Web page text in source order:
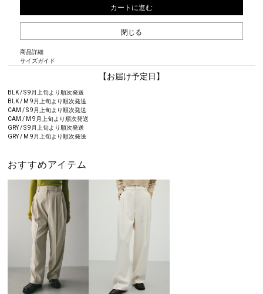
カートに進む
閉じる
商品詳細
サイズガイド
【お届け予定日】
BLK / S 9月上旬より順次発送
BLK / M 9月上旬より順次発送
CAM / S 9月上旬より順次発送
CAM / M 9月上旬より順次発送
GRY / S 9月上旬より順次発送
GRY / M 9月上旬より順次発送
おすすめアイテム